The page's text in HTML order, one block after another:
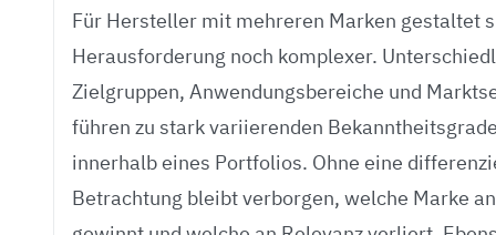
Für Hersteller mit mehreren Marken gestaltet
Herausforderung noch komplexer.
Zielgruppen, Anwendungsbereiche und
führen zu stark variierenden
innerhalb eines Portfolios. Ohne eine
Betrachtung bleibt verborgen, welche Marke